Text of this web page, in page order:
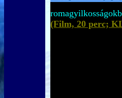
(Film, 20 perc;